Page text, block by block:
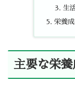
生
栄養
主要な栄